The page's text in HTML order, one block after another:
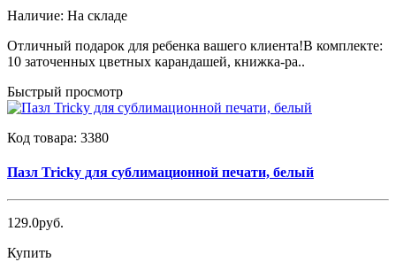
Наличие: На складе
Отличный подарок для ребенка вашего клиента!В комплекте:
10 заточенных цветных карандашей, книжка-ра..
Быстрый просмотр
Код товара: 3380
Пазл Tricky для сублимационной печати, белый
129.0руб.
Купить